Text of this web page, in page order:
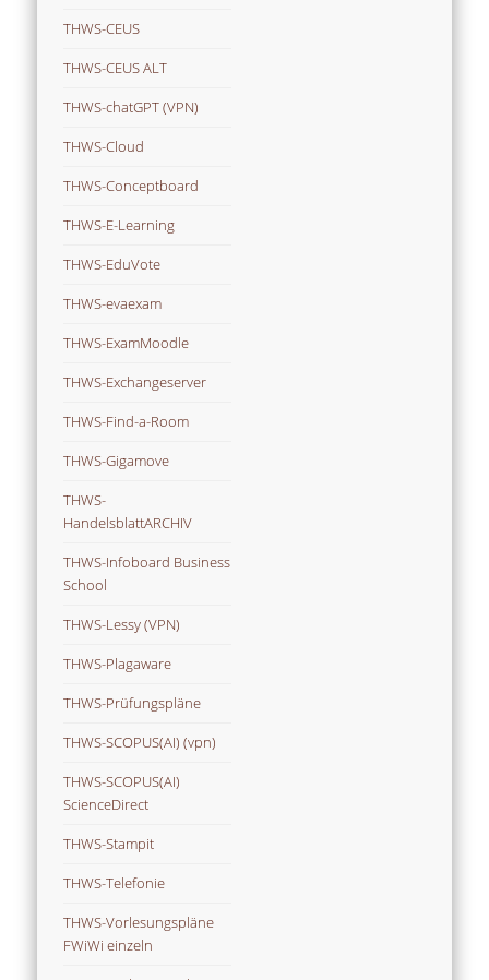
THWS-CEUS
THWS-CEUS ALT
THWS-chatGPT (VPN)
THWS-Cloud
THWS-Conceptboard
THWS-E-Learning
THWS-EduVote
THWS-evaexam
THWS-ExamMoodle
THWS-Exchangeserver
THWS-Find-a-Room
THWS-Gigamove
THWS-
HandelsblattARCHIV
THWS-Infoboard Business
School
THWS-Lessy (VPN)
THWS-Plagaware
THWS-Prüfungspläne
THWS-SCOPUS(AI) (vpn)
THWS-SCOPUS(AI)
ScienceDirect
THWS-Stampit
THWS-Telefonie
THWS-Vorlesungspläne
FWiWi einzeln